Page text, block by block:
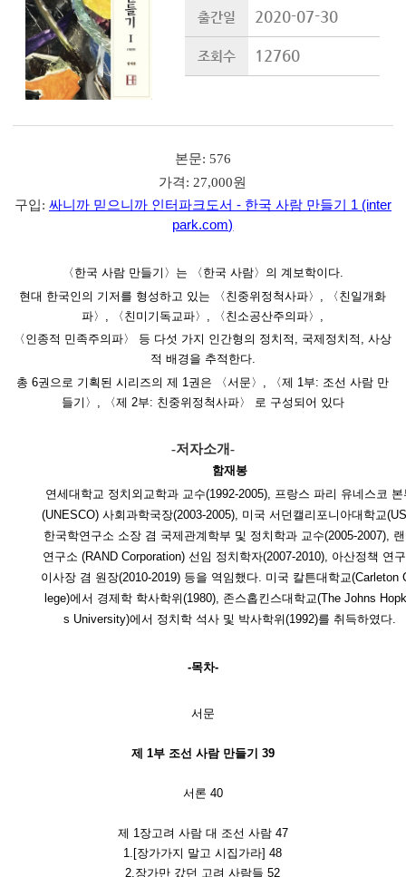
출간일 2020-07-30
조회수 12760
본문: 576
가격: 27,000원
구입: 싸니까 믿으니까 인터파크도서 - 한국 사람 만들기 1 (inter
park.com)
〈한국 사람 만들기〉는 〈한국 사람〉의 계보학이다.
현대 한국인의 기저를 형성하고 있는 〈친중위정척사파〉, 〈친일개화
파〉, 〈친미기독교파〉, 〈친소공산주의파〉,
〈인종적 민족주의파〉 등 다섯 가지 인간형의 정치적, 국제정치적, 사상
적 배경을 추적한다.
총 6권으로 기획된 시리즈의 제 1권은 〈서문〉, 〈제 1부: 조선 사람 만
들기〉, 〈제 2부: 친중위정척사파〉 로 구성되어 있다
-저자소개-
함재봉
연세대학교 정치외교학과 교수(1992-2005), 프랑스 파리 유네스코 본
(UNESCO) 사회과학국장(2003-2005), 미국 서던캘리포니아대학교(
한국학연구소 소장 겸 국제관계학부 및 정치학과 교수(2005-2007),
연구소 (RAND Corporation) 선임 정치학자(2007-2010), 아산정책 연
이사장 겸 원장(2010-2019) 등을 역임했다. 미국 칼튼대학교(Carleton
lege)에서 경제학 학사학위(1980), 존스홉킨스대학교(The Johns
s University)에서 정치학 석사 및 박사학위(1992)를 취득하였다.
-목차-
서문
제 1부 조선 사람 만들기 39
서론 40
제 1장고려 사람 대 조선 사람 47
1.[장가가지 말고 시집가라] 48
2.장가만 갔던 고려 사람들 52